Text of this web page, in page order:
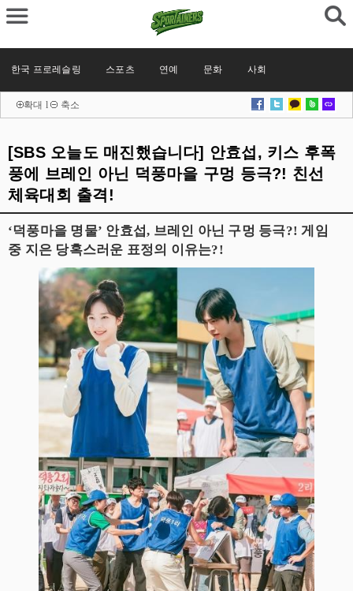
한국 프로레슬링 스포츠 연예 문화 사회
확대 l 축소
[SBS 오늘도 매진했습니다] 안효섭, 키스 후폭
풍에 브레인 아닌 덕풍마을 구멍 등극?! 친선
체육대회 출격!
‘덕풍마을 명물’ 안효섭, 브레인 아닌 구멍 등극?! 게임
중 지은 당혹스러운 표정의 이유는?!